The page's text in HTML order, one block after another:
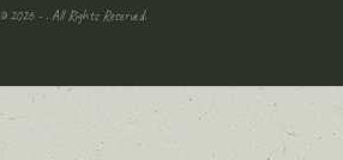
© 2026 - . All Rights Reserved.